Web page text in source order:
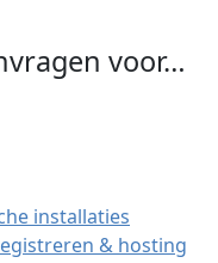
voor…
installaties
& hosting